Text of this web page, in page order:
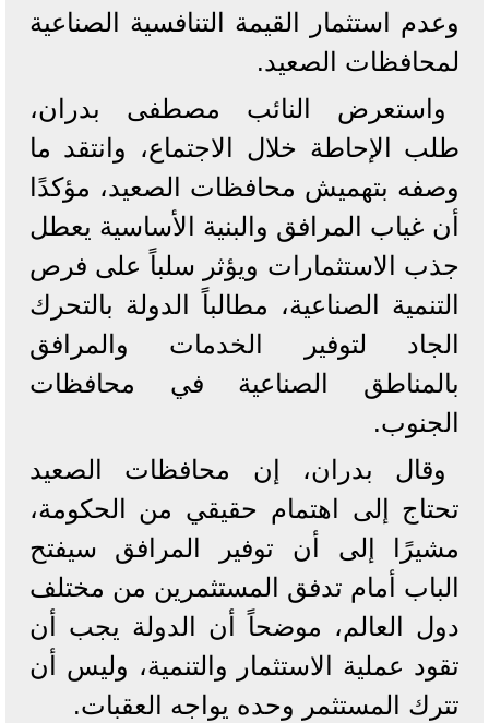
وعدم استثمار القيمة التنافسية الصناعية
لمحافظات الصعيد.
واستعرض النائب مصطفى بدران،
طلب الإحاطة خلال الاجتماع، وانتقد ما
وصفه بتهميش محافظات الصعيد، مؤكدًا
أن غياب المرافق والبنية الأساسية يعطل
جذب الاستثمارات ويؤثر سلباً على فرص
التنمية الصناعية، مطالباً الدولة بالتحرك
الجاد لتوفير الخدمات والمرافق
بالمناطق الصناعية في محافظات
الجنوب.
وقال بدران، إن محافظات الصعيد
تحتاج إلى اهتمام حقيقي من الحكومة،
مشيرًا إلى أن توفير المرافق سيفتح
الباب أمام تدفق المستثمرين من مختلف
دول العالم، موضحاً أن الدولة يجب أن
تقود عملية الاستثمار والتنمية، وليس أن
تترك المستثمر وحده يواجه العقبات.